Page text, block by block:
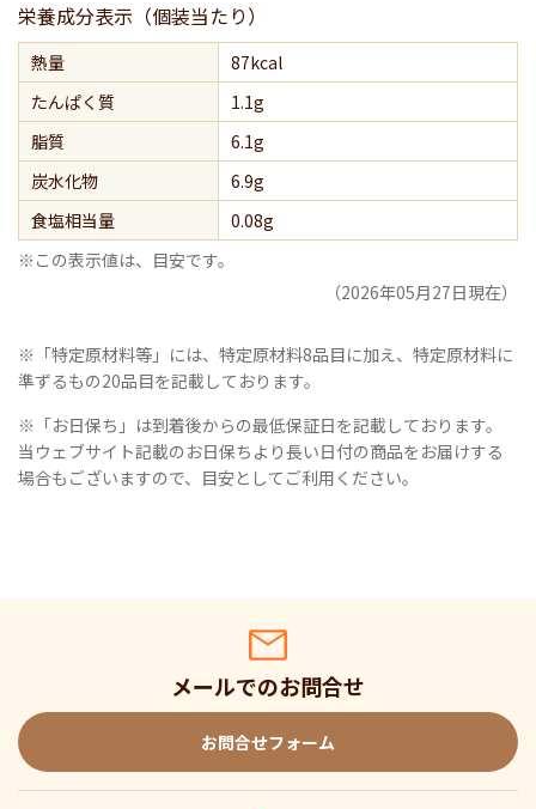
栄養成分表示（個装当たり）
熱量
87kcal
たんぱく質
1.1g
脂質
6.1g
炭水化物
6.9g
食塩相当量
0.08g
※この表示値は、目安です。
（2026年05月27日現在）
※「特定原材料等」には、特定原材料8品目に加え、特定原材料に
準ずるもの20品目を記載しております。
※「お日保ち」は到着後からの最低保証日を記載しております。
当ウェブサイト記載のお日保ちより長い日付の商品をお届けする
場合もございますので、目安としてご利用ください。
メールでのお問合せ
お問合せフォーム